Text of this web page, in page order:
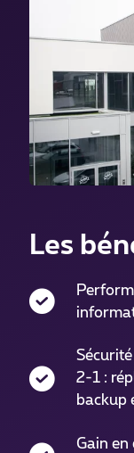
Les
2-1 :
backup
Gain